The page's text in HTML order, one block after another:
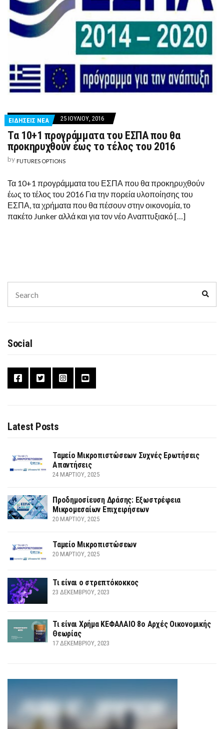
ΕΙΔΗΣΕΙΣ ΝΕΑ 25 ΙΟΥΛΊΟΥ, 2016
Τα 10+1 προγράμματα του ΕΣΠΑ που θα
προκηρυχθούν έως το τέλος του 2016
by FUTURES OPTIONS
Τα 10+1 προγράμματα του ΕΣΠΑ που θα προκηρυχθούν
έως το τέλος του 2016 Για την πορεία υλοποίησης του
ΕΣΠΑ, τα χρήματα που θα πέσουν στην οικονομία, το
πακέτο Junker αλλά και για τον νέο Αναπτυξιακό […]
for:
Social
Latest Posts
Ταμείο Μικροπιστώσεων Συχνές Ερωτήσεις
Απαντήσεις
24 ΜΑΡΤΊΟΥ, 2025
Προδημοσίευση Δράσης: Εξωστρέφεια
Μικρομεσαίων Επιχειρήσεων
20 ΜΑΡΤΊΟΥ, 2025
Ταμείο Μικροπιστώσεων
20 ΜΑΡΤΊΟΥ, 2025
Τι είναι ο στρεπτόκοκκος
23 ΔΕΚΕΜΒΡΊΟΥ, 2023
Τι είναι Χρήμα ΚΕΦΑΛΑΙΟ 8ο Αρχές Οικονομικής
Θεωρίας
17 ΔΕΚΕΜΒΡΊΟΥ, 2023